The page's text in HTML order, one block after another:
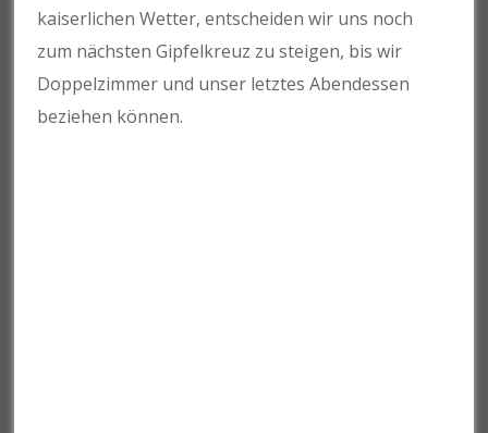
kaiserlichen Wetter, entscheiden wir uns noch
zum nächsten Gipfelkreuz zu steigen, bis wir
Doppelzimmer und unser letztes Abendessen
beziehen können.